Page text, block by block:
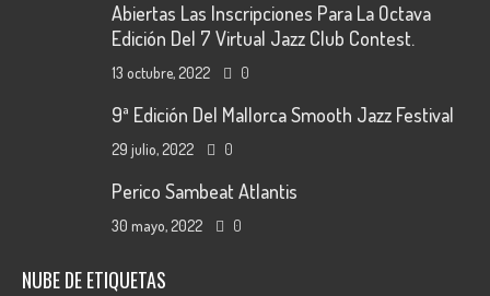
Abiertas Las Inscripciones Para La Octava
Edición Del 7 Virtual Jazz Club Contest.
13 octubre, 2022 0
9ª Edición Del Mallorca Smooth Jazz Festival
29 julio, 2022 0
Perico Sambeat Atlantis
30 mayo, 2022 0
NUBE DE ETIQUETAS